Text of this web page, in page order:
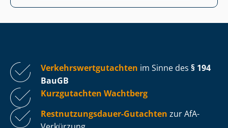
Ver­kehrs­wert­gut­ach­ten im Sinne des § 194
BauGB
Kurzgutachten Wachtberg
Rest­nut­zungs­dau­er-Gutachten zur AfA-